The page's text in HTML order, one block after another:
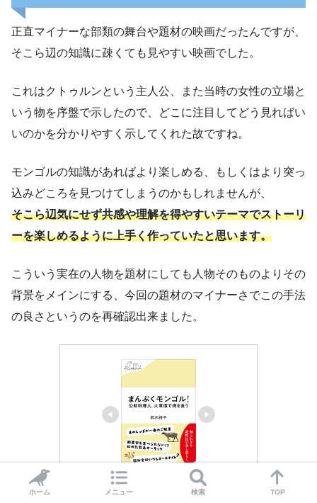
正直マイナーな部類の舞台や題材の映画だったんですが、
そこら辺の知識に疎くても見やすい映画でした。
これはクトゥルンという主人公、また当時の女性の立場と
いう物を序盤で示したので、どこに注目してどう見ればい
いのかを分かりやすく示してくれた故ですね。
モンゴルの知識があればより楽しめる、もしくはより突っ
込みどころを見つけてしまうのかもしれませんが、
そこら辺気にせず共感や理解を得やすいテーマでストーリ
ーを楽しめるように上手く作っていたと思います。
こういう実在の人物を題材にしても人物そのものよりその
背景をメインにする、今回の題材のマイナーさでこの手法
の良さというのを再確認出来ました。
まんぷくモンゴル！ 公邸料理
ホーム メニュー 検索 TOP